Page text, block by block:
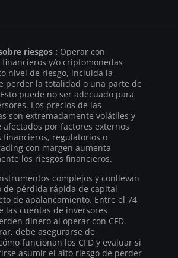
riesgos : Operar con
y/o criptomonedas
nivel de riesgo, incluida la
perder la totalidad o una parte de
puede no ser adecuado para
Los precios de las
son extremadamente volátiles y
afectados por factores externos
financieros, regulatorios o
con margen aumenta
los riesgos financieros.
complejos y conllevan
de pérdida rápida de capital
de apalancamiento. Entre el 74
las cuentas de inversores
dinero al operar con CFD.
debe asegurarse de
funcionan los CFD y evaluar si
asumir el alto riesgo de perder